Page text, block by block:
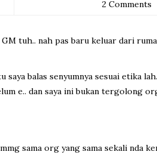
2 Comments
tuh.. nah pas baru keluar dari
balas senyumnya sesuai etika
e.. dan saya ini bukan tergolong
sama org yang sama sekali nda